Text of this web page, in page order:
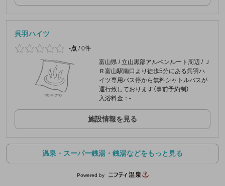
呉羽ハイツ
-点 /0件
富山県 / 立山黒部アルペンルート周辺 / Ｊ
Ｒ富山駅南口より徒歩5分にある呉羽ハ
イツ専用バス停から無料シャトルバスが
運行致しております（事前予約制）
入浴料金：-
施設情報を見る
温泉・スーパー銭湯・銭湯などをもっと見る
Powered by